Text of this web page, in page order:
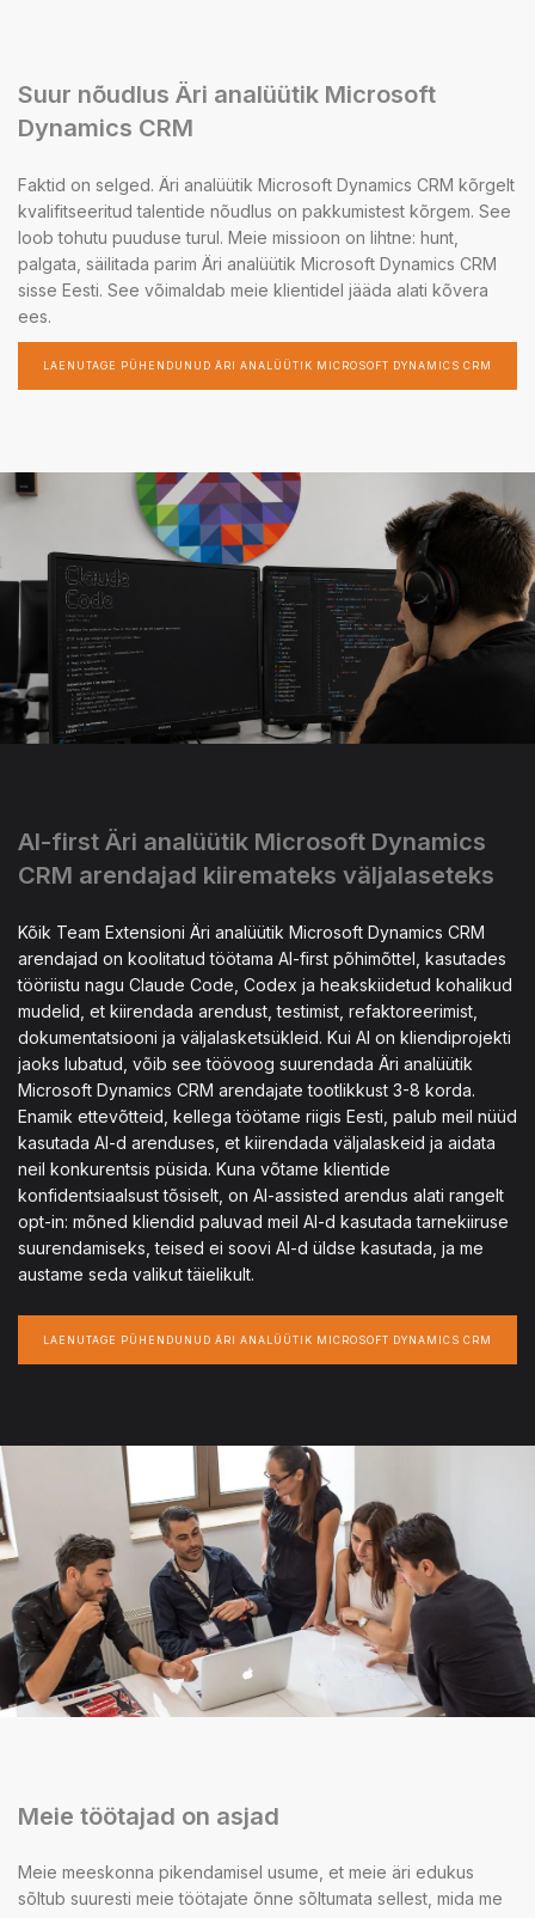
Suur nõudlus Äri analüütik Microsoft
Dynamics CRM
Faktid on selged. Äri analüütik Microsoft Dynamics CRM kõrgelt
kvalifitseeritud talentide nõudlus on pakkumistest kõrgem. See
loob tohutu puuduse turul. Meie missioon on lihtne: hunt,
palgata, säilitada parim Äri analüütik Microsoft Dynamics CRM
sisse Eesti. See võimaldab meie klientidel jääda alati kõvera
ees.
LAENUTAGE PÜHENDUNUD ÄRI ANALÜÜTIK MICROSOFT DYNAMICS CRM
AI-first Äri analüütik Microsoft Dynamics
CRM arendajad kiiremateks väljalaseteks
Kõik Team Extensioni Äri analüütik Microsoft Dynamics CRM
arendajad on koolitatud töötama AI-first põhimõttel, kasutades
tööriistu nagu Claude Code, Codex ja heakskiidetud kohalikud
mudelid, et kiirendada arendust, testimist, refaktoreerimist,
dokumentatsiooni ja väljalasketsükleid. Kui AI on kliendiprojekti
jaoks lubatud, võib see töövoog suurendada Äri analüütik
Microsoft Dynamics CRM arendajate tootlikkust 3-8 korda.
Enamik ettevõtteid, kellega töötame riigis Eesti, palub meil nüüd
kasutada AI-d arenduses, et kiirendada väljalaskeid ja aidata
neil konkurentsis püsida. Kuna võtame klientide
konfidentsiaalsust tõsiselt, on AI-assisted arendus alati rangelt
opt-in: mõned kliendid paluvad meil AI-d kasutada tarnekiiruse
suurendamiseks, teised ei soovi AI-d üldse kasutada, ja me
austame seda valikut täielikult.
LAENUTAGE PÜHENDUNUD ÄRI ANALÜÜTIK MICROSOFT DYNAMICS CRM
Meie töötajad on asjad
Meie meeskonna pikendamisel usume, et meie äri edukus
sõltub suuresti meie töötajate õnne sõltumata sellest, mida me